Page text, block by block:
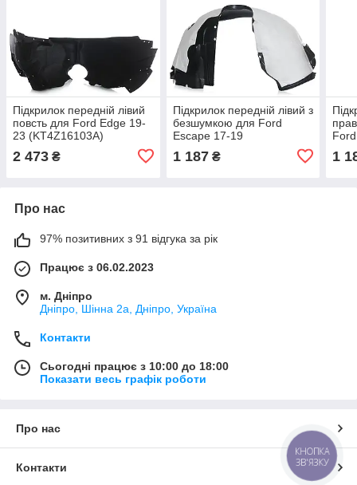
Підкрилок передній лівий
повсть для Ford Edge 19-
23 (KT4Z16103A)
2 473 ₴
Підкрилок передній лівий з
безшумкою для Ford
Escape 17-19
1 187₴ 1
Про нас
97% позитивних з 91 відгука за рік
Працює з 06.02.2023
м. Дніпро
Дніпро, Шінна 2а, Дніпро, Україна
Контакти
Сьогодні працює з 10:00 до 18:00
Показати весь графік роботи
Про нас
Контакти
КНОПКА
ЗВ'ЯЗКУ